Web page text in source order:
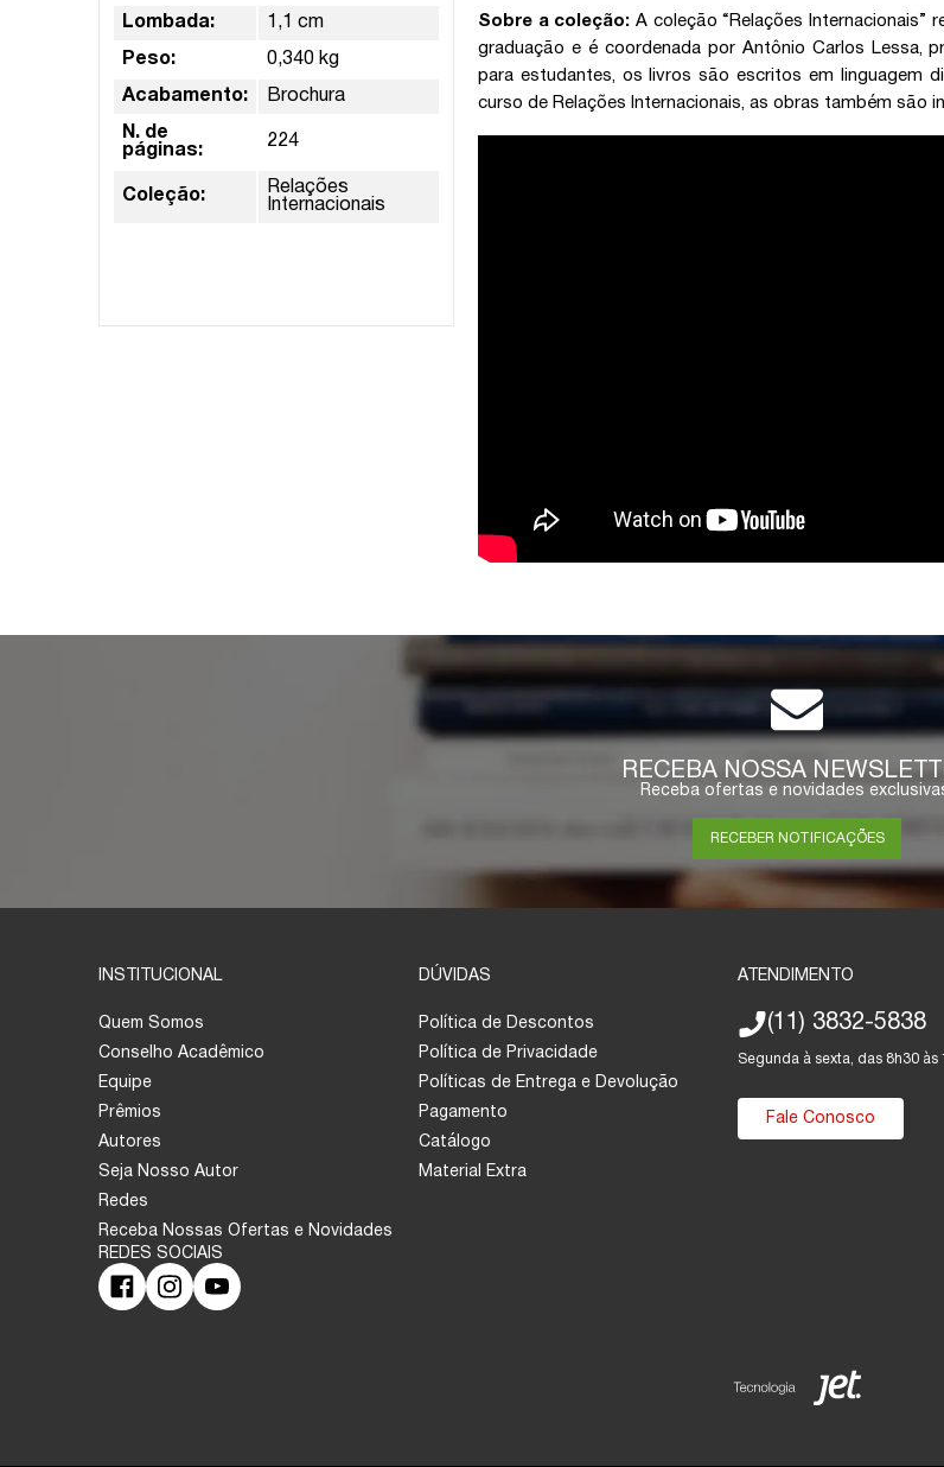
Lombada: 1,1 cm
Peso: 0,340 kg
Acabamento: Brochura
N. de
páginas:
224
Coleção:
Relações
Internacionais
Sobre a coleção: A coleção “Relações Internacionais”
graduação e é coordenada por Antônio Carlos Lessa,
para estudantes, os livros são escritos em linguagem
curso de Relações Internacionais, as obras também são
RECEBA NOSSA
Receba ofertas e novidades
RECEBER NOTIFICAÇÕES
INSTITUCIONAL
Quem Somos
Conselho Acadêmico
Equipe
Prêmios
Autores
Seja Nosso Autor
Redes
Receba Nossas Ofertas e Novidades
DÚVIDAS
Política de Descontos
Política de Privacidade
Políticas de Entrega e Devolução
Pagamento
Catálogo
Material Extra
ATENDIMENTO
(11) 3832-5838
Segunda à sexta, das 8h30 às
Fale Conosco